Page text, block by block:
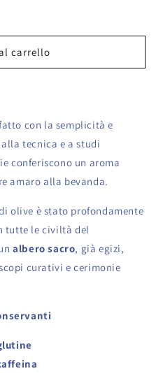
carrello
con la semplicità e
tecnica e a studi
conferiscono un aroma
amaro alla bevanda.
olive è stato profondamente
tutte le civiltà del
albero sacro, già egizi,
curativi e cerimonie